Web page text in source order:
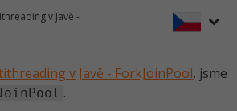
zdarma
v praxi
WWW aplikací
v Javě -
v Javě - ForkJoinPool, jsme
.